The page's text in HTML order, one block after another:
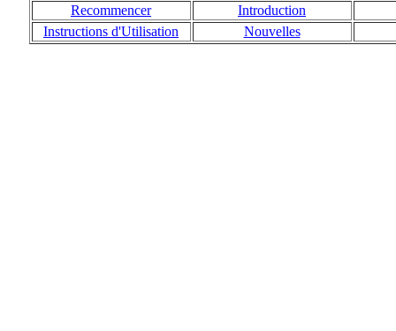
Recommencer
Introduction
Instructions d'Utilisation
Nouvelles